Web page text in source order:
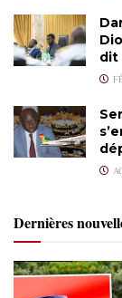
dit
Dernières